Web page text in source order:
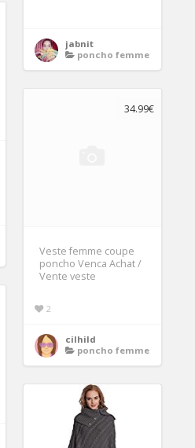
jabnit
poncho femme
34.99€
Veste femme coupe
poncho Venca Achat /
Vente veste
2
cilhild
poncho femme